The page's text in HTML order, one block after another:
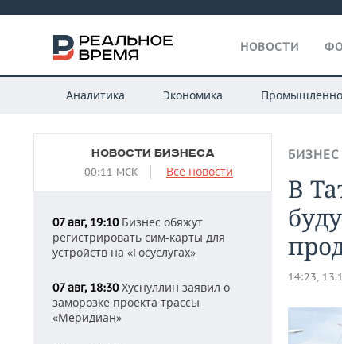
НОВОСТИ
Аналитика Экономика
НОВОСТИ БИЗНЕСА
00:11 МСК Все новости
07 авг, 19:10Бизнес обяжут
регистрировать сим-карты для
устройств на «Госуслугах»
07 авг, 18:30Хуснуллин заявил о
заморозке проекта трассы
«Меридиан»
БИЗНЕС
В
14:23,